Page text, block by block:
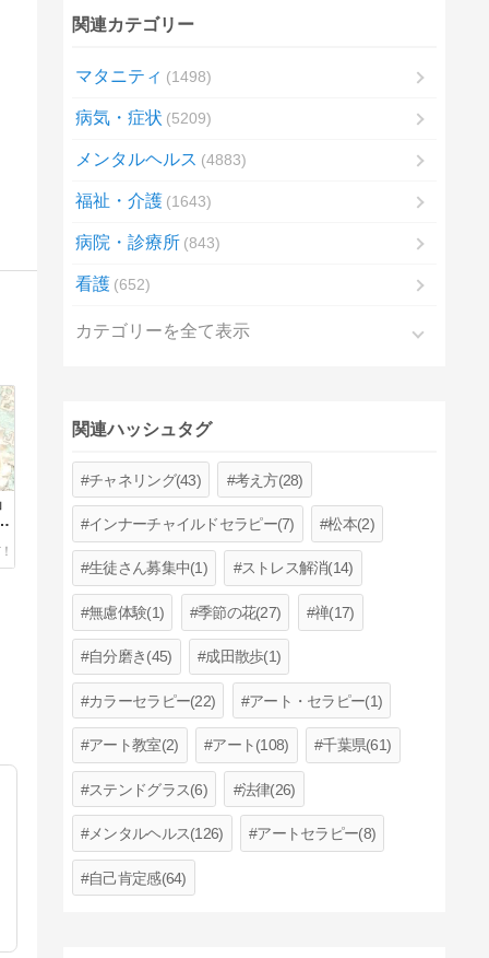
関連カテゴリー
マタニティ 1498
病気・症状 5209
メンタルヘルス 4883
福祉・介護 1643
病院・診療所 843
看護 652
カテゴリーを全て表示
関連ハッシュタグ
チャネリング(43) 考え方(28)
インナーチャイルドセラピー(7) 松本(2)
生徒さん募集中(1) ストレス解消(14)
無慮体験(1) 季節の花(27) 禅(17)
自分磨き(45) 成田散歩(1)
カラーセラピー(22) アート・セラピー(1)
アート教室(2) アート(108) 千葉県(61)
ステンドグラス(6) 法律(26)
メンタルヘルス(126) アートセラピー(8)
自己肯定感(64)